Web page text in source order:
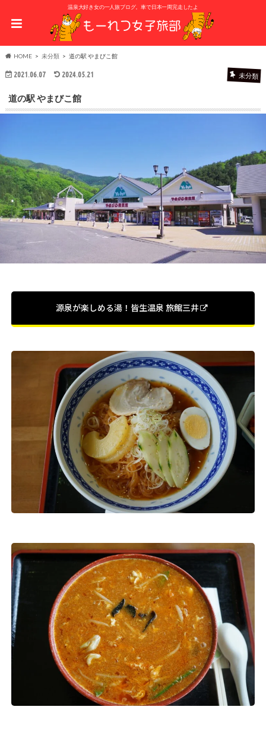
温泉大好き女の一人旅ブログ。車で日本一周完走したよ
HOME 未分類 道の駅 やまびこ館
2021.06.07 2024.05.21 未分類
道の駅 やまびこ館
源泉が楽しめる湯！皆生温泉 旅館三井